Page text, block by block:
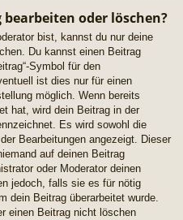
oder löschen?
bist, kannst du nur deine
Du kannst einen Beitrag
Symbol für den
ist dies nur für einen
möglich. Wenn bereits
hat, wird dein Beitrag in der
Es wird sowohl die
Bearbeitungen angezeigt. Dieser
auf deinen Beitrag
oder Moderator deinen
jedoch, falls sie es für nötig
dein Beitrag überarbeitet wurde.
einen Beitrag nicht löschen